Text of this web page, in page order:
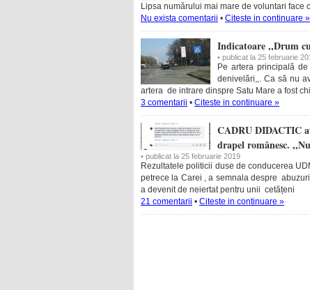
Lipsa numărului mai mare de voluntari face
Nu exista comentarii • Citeste in continuare »
Indicatoare ,,Drum
• publicat la 25 februarie
Pe artera principală
denivelări,,. Ca să nu
artera de intrare dinspre Satu Mare a fost
3 comentarii • Citeste in continuare »
CADRU DIDACTIC
drapel românesc.
• publicat la 25 februarie 2019
Rezultatele politicii duse de conducerea
petrece la Carei , a semnala despre
a devenit de neiertat pentru unii cetățeni
21 comentarii • Citeste in continuare »